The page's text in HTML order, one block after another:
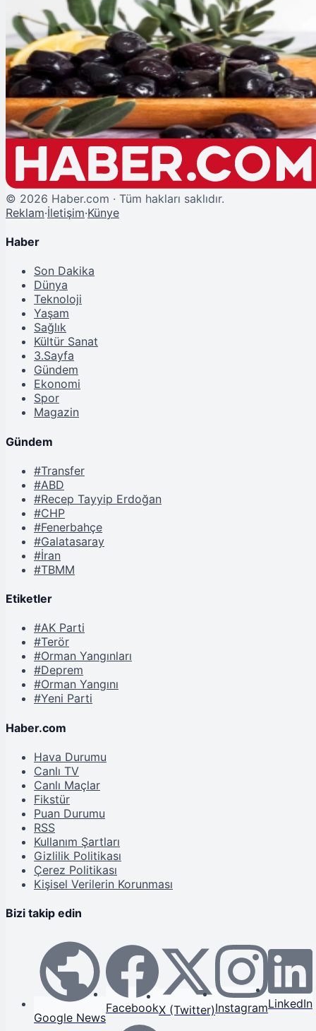
Şu An Okunan
Açık Zeytin Nasıl Saklanır? Sağlıklı ve Uzun Ömürlü Tutmanın Yolları
© 2026 Haber.com · Tüm hakları saklıdır.
Reklam·İletişim·Künye
Haber
Son Dakika
Dünya
Teknoloji
Yaşam
Sağlık
Kültür Sanat
3.Sayfa
Gündem
Ekonomi
Spor
Magazin
Gündem
#Transfer
#ABD
#Recep Tayyip Erdoğan
#CHP
#Fenerbahçe
#Galatasaray
#İran
#TBMM
Etiketler
#AK Parti
#Terör
#Orman Yangınları
#Deprem
#Orman Yangını
#Yeni Parti
Haber.com
Hava Durumu
Canlı TV
Canlı Maçlar
Fikstür
Puan Durumu
RSS
Kullanım Şartları
Gizlilik Politikası
Çerez Politikası
Kişisel Verilerin Korunması
Bizi takip edin
Google News
FacebookX (Twitter)InstagramLinkedIn